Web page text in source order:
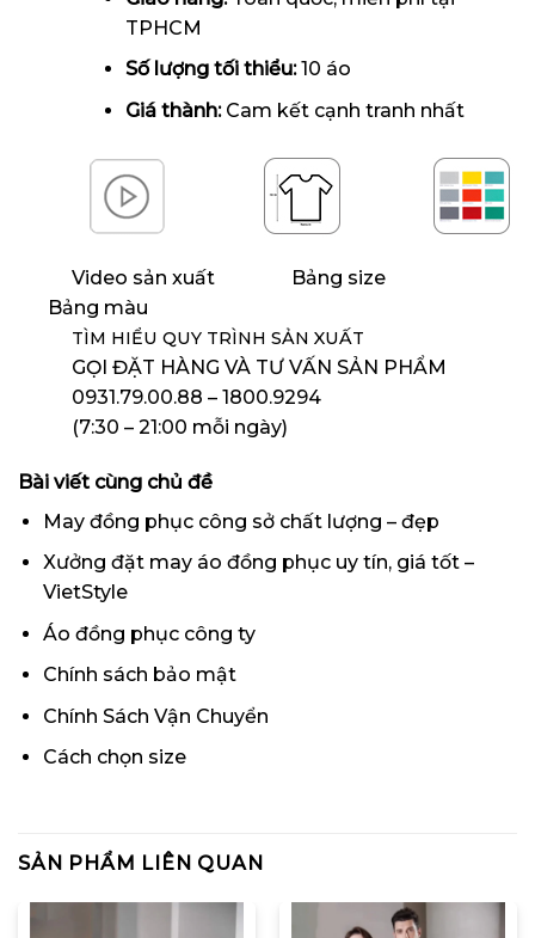
TPHCM
Số lượng tối thiểu:10 áo
Giá thành: Cam kết cạnh tranh nhất
Video sản xuất
Bảng size
Bảng màu
TÌM HIỂU QUY TRÌNH SẢN XUẤT
GỌI ĐẶT HÀNG VÀ TƯ VẤN SẢN PHẨM
0931.79.00.88 – 1800.9294
(7:30 – 21:00 mỗi ngày)
Bài viết cùng chủ đề
May đồng phục công sở chất lượng – đẹp
Xưởng đặt may áo đồng phục uy tín, giá tốt –
VietStyle
Áo đồng phục công ty
Chính sách bảo mật
Chính Sách Vận Chuyển
Cách chọn size
SẢN PHẨM LIÊN QUAN